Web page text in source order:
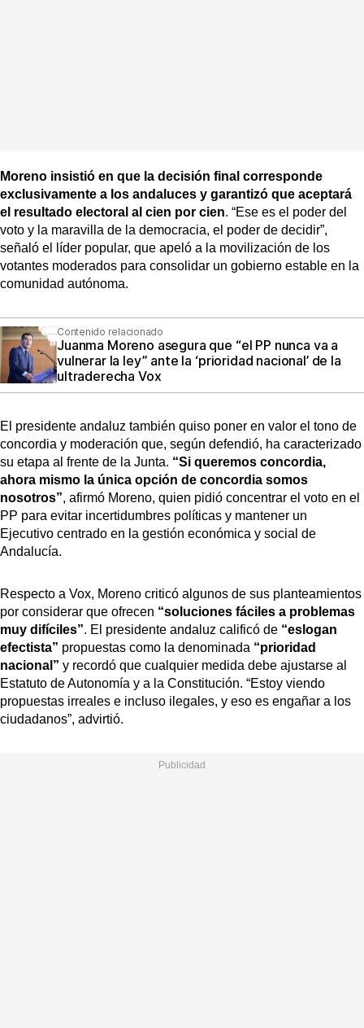
Moreno insistió en que la decisión final corresponde
exclusivamente a los andaluces y garantizó que aceptará
el resultado electoral al cien por cien. “Ese es el poder del
voto y la maravilla de la democracia, el poder de decidir”,
señaló el líder popular, que apeló a la movilización de los
votantes moderados para consolidar un gobierno estable en la
comunidad autónoma.
Contenido relacionado
Juanma Moreno asegura que “el PP nunca va a
vulnerar la ley” ante la ‘prioridad nacional’ de la
ultraderecha Vox
El presidente andaluz también quiso poner en valor el tono de
concordia y moderación que, según defendió, ha caracterizado
su etapa al frente de la Junta. “Si queremos concordia,
ahora mismo la única opción de concordia somos
nosotros”, afirmó Moreno, quien pidió concentrar el voto en el
PP para evitar incertidumbres políticas y mantener un
Ejecutivo centrado en la gestión económica y social de
Andalucía.
Respecto a Vox, Moreno criticó algunos de sus planteamientos
por considerar que ofrecen “soluciones fáciles a problemas
muy difíciles”. El presidente andaluz calificó de “eslogan
efectista” propuestas como la denominada “prioridad
nacional” y recordó que cualquier medida debe ajustarse al
Estatuto de Autonomía y a la Constitución. “Estoy viendo
propuestas irreales e incluso ilegales, y eso es engañar a los
ciudadanos”, advirtió.